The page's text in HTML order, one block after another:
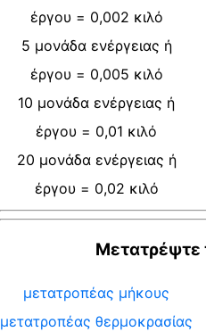
έργου = 0,002 κιλό
5 μονάδα ενέργειας ή
έργου = 0,005 κιλό
10 μονάδα ενέργειας ή
έργου = 0,01 κιλό
20 μονάδα ενέργειας ή
έργου = 0,02 κιλό
Μετατρέψτε
μετατροπέας μήκους
μετατροπέας θερμοκρασίας